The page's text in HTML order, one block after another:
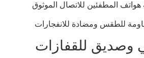
المطفئين للاتصال الموثوق
للطقس ومضادة للانفجارات
للقفازات